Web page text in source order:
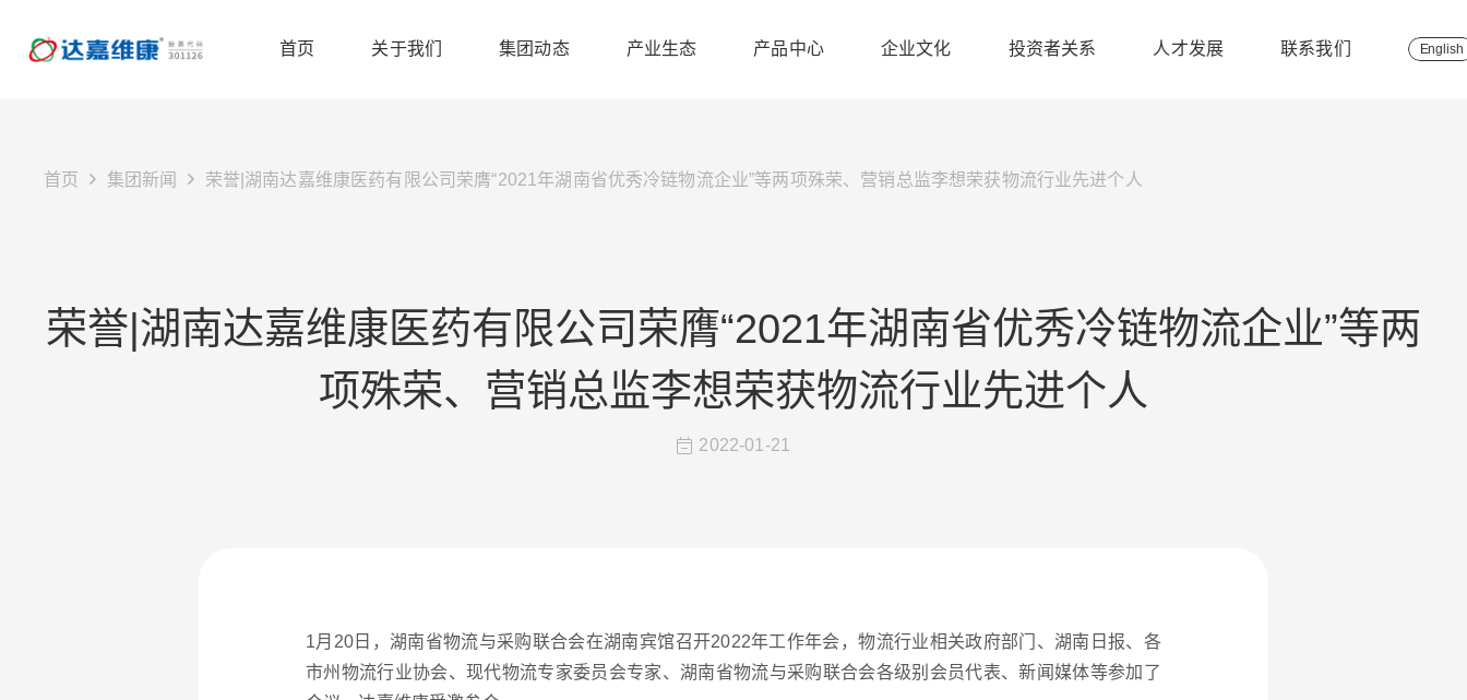
首页 关于我们 集团动态 产业生态 产品中心 企业文化 投资者关系 人才发展 联系我们 English
首页 集团新闻 荣誉|湖南达嘉维康医药有限公司荣膺“2021年湖南省优秀冷链物流企业”等两项殊荣、营销总监李想荣获物流行业先进个人
荣誉|湖南达嘉维康医药有限公司荣膺“2021年湖南省优秀冷链物流企业”等两
项殊荣、营销总监李想荣获物流行业先进个人
2022-01-21
1月20日，湖南省物流与采购联合会在湖南宾馆召开2022年工作年会，物流行业相关政府部门、湖南日报、各
市州物流行业协会、现代物流专家委员会专家、湖南省物流与采购联合会各级别会员代表、新闻媒体等参加了